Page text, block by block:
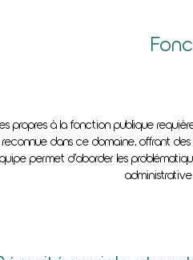
propres à la fonction publique
dans ce domaine, offrant
permet d’aborder les